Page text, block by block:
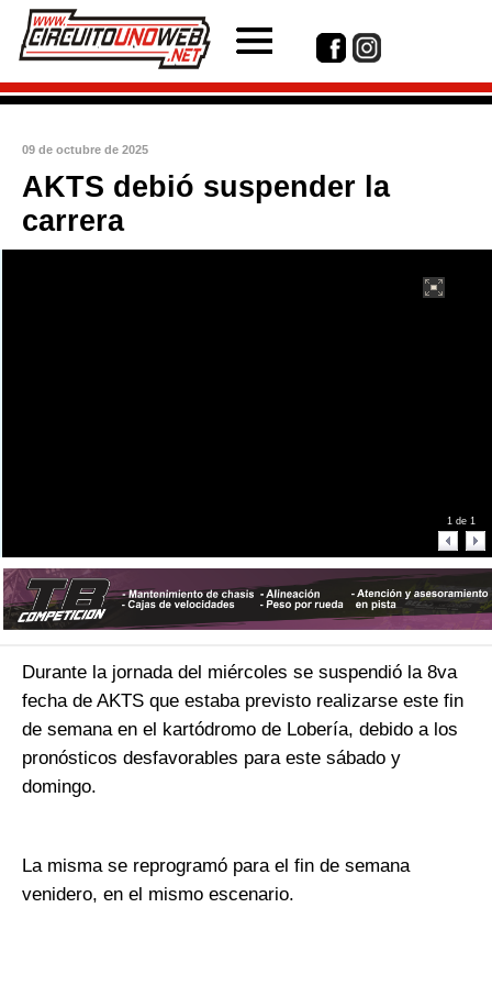
09 de octubre de 2025
AKTS debió suspender la
carrera
1 de 1
Durante la jornada del miércoles se suspendió la 8va
fecha de AKTS que estaba previsto realizarse este fin
de semana en el kartódromo de Lobería, debido a los
pronósticos desfavorables para este sábado y
domingo.
La misma se reprogramó para el fin de semana
venidero, en el mismo escenario.